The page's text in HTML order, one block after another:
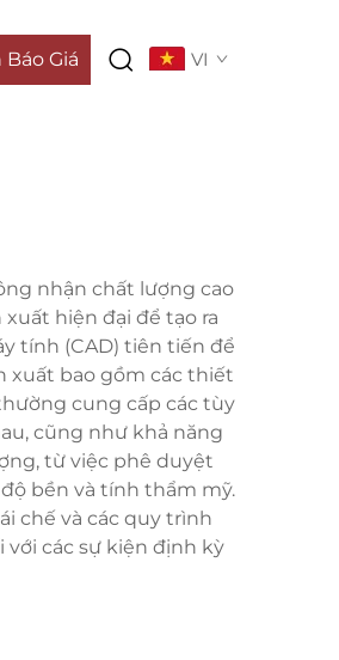
Báo Giá VI
nhận chất lượng cao
hiện đại để tạo ra
tính (CAD) tiên tiến để
xuất bao gồm các thiết
cung cấp các tùy
cũng như khả năng
từ việc phê duyệt
bền và tính thẩm mỹ.
chế và các quy trình
các sự kiện định kỳ